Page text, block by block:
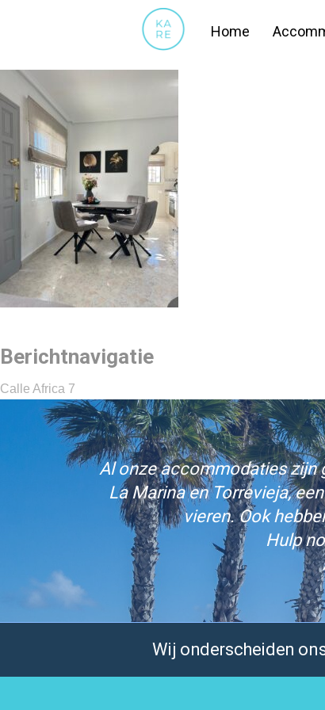
Home
WOONKAMER9
Berichtnavigatie
Calle Africa 7
Al onze accommodaties zijn
La Marina en Torrevieja,
vieren. Ook
Hulp
Wij onderscheiden